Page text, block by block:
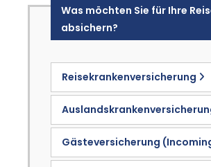
Was möchten Sie für Ihre
absichern?
Reisekrankenversicherung
Gästeversicherung